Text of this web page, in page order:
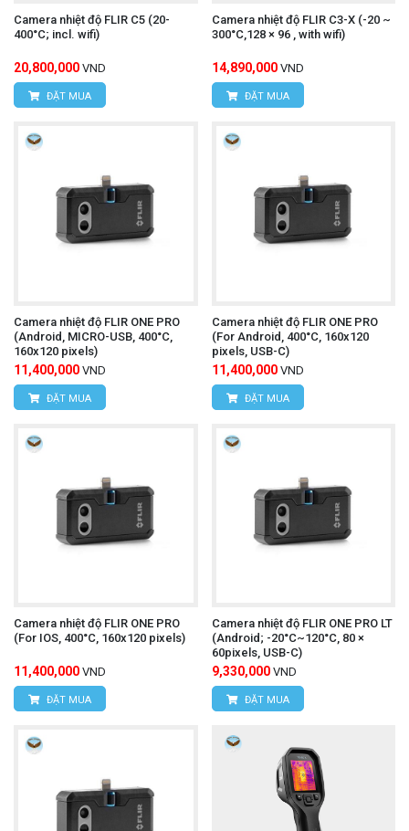
quý khách hãy liên hệ trực tiếp với chúng tôi:
CÔNG TY TNHH THIẾT BỊ VÀ CÔNG NGHỆ
HÙNG NGUYÊN TECH - HÀ NỘI
Địa chỉ:
Số nhà 15, ngõ 85, Tân Xuân, Phường
Văn phòng giao dịch:Số nhà 20D, ngõ 16/28
Đỗ Xuân Hợp, Phường Mỹ Đình 1, Quận Nam
Từ Liêm, TP Hà Nội
vantien2307@gmail.com
Website:www.hungnguyentech.vn
HÙNG NGUYÊN TECH - TP HỒ CHÍ MINH
Kiên, Huyện Bình Chánh, Thành phố Hồ Chí
Minh
Điện thoại:
0934.616.395
Website:
www.hungnguyentech.vn
Camera nhiệt độ FLIR C5 (20-
400°C; incl. wifi)
20,800,000 VND
ĐẶT MUA
Camera nhiệt độ FLIR C3-X (-20 ~
300°C,128 × 96 , with wifi)
14,890,000 VND
ĐẶT MUA
Camera nhiệt độ FLIR ONE PRO
(Android, MICRO-USB, 400°C,
160x120 pixels)
11,400,000 VND
ĐẶT MUA
Camera nhiệt độ FLIR ONE PRO
(For Android, 400°C, 160x120
pixels, USB-C)
11,400,000 VND
ĐẶT MUA
Camera nhiệt độ FLIR ONE PRO
(For IOS, 400°C, 160x120 pixels)
11,400,000 VND
ĐẶT MUA
Camera nhiệt độ FLIR ONE PRO LT
(Android; -20°C~120°C, 80 ×
60pixels, USB-C)
9,330,000 VND
ĐẶT MUA